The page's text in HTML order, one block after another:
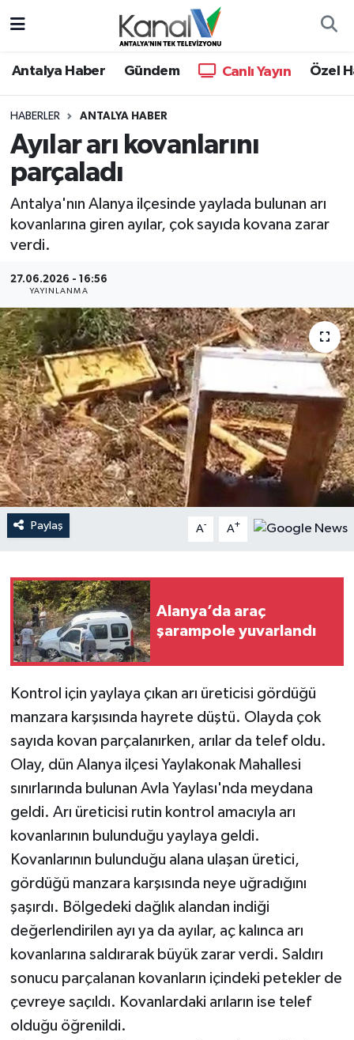
Antalya Haber Gündem Canlı Yayın Özel
HABERLER ANTALYA HABER
Ayılar arı kovanlarını
parçaladı
Antalya'nın Alanya ilçesinde yaylada bulunan arı
kovanlarına giren ayılar, çok sayıda kovana zarar
verdi.
27.06.2026 - 16:56
YAYINLANMA
Paylaş A- A+
Alanya’da araç
şarampole yuvarlandı
Kontrol için yaylaya çıkan arı üreticisi gördüğü
manzara karşısında hayrete düştü. Olayda çok
sayıda kovan parçalanırken, arılar da telef oldu.
Olay, dün Alanya ilçesi Yaylakonak Mahallesi
sınırlarında bulunan Avla Yaylası'nda meydana
geldi. Arı üreticisi rutin kontrol amacıyla arı
kovanlarının bulunduğu yaylaya geldi.
Kovanlarının bulunduğu alana ulaşan üretici,
gördüğü manzara karşısında neye uğradığını
şaşırdı. Bölgedeki dağlık alandan indiği
değerlendirilen ayı ya da ayılar, aç kalınca arı
kovanlarına saldırarak büyük zarar verdi. Saldırı
sonucu parçalanan kovanların içindeki petekler de
çevreye saçıldı. Kovanlardaki arıların ise telef
olduğu öğrenildi.
Antalya Haber
Dünya
Eğitim
Ekonomi
Haber Kuşakları
Haberler
KANALV Spor
Kültür Sanat
Magazin
Sağlık
Siyaset
Sosyal medya
Spor
Teknoloji
Televizyon
Yaşam
Hava Durumu
Trafik Durumu
Süper Lig Puan Durumu ve Fikstür
Tüm Manşetler